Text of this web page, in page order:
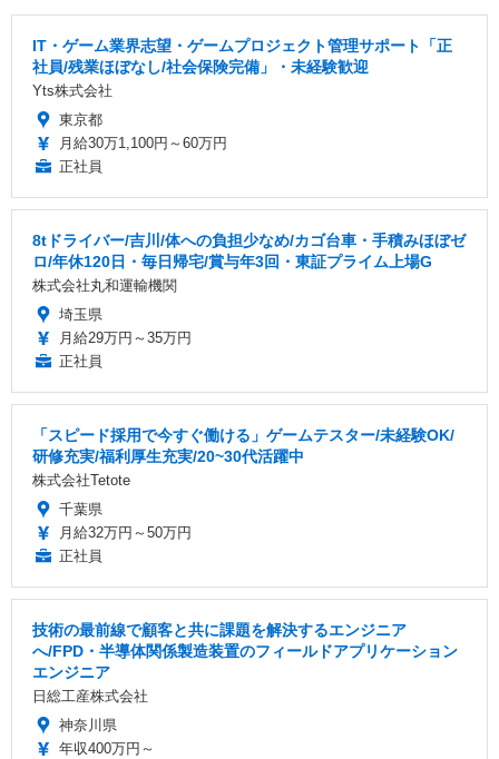
IT・ゲーム業界志望・ゲームプロジェクト管理サポート「正
社員/残業ほぼなし/社会保険完備」・未経験歓迎
Yts株式会社
東京都
月給30万1,100円～60万円
正社員
8tドライバー/吉川/体への負担少なめ/カゴ台車・手積みほぼゼ
ロ/年休120日・毎日帰宅/賞与年3回・東証プライム上場G
株式会社丸和運輸機関
埼玉県
月給29万円～35万円
正社員
「スピード採用で今すぐ働ける」ゲームテスター/未経験OK/
研修充実/福利厚生充実/20~30代活躍中
株式会社Tetote
千葉県
月給32万円～50万円
正社員
技術の最前線で顧客と共に課題を解決するエンジニア
へ/FPD・半導体関係製造装置のフィールドアプリケーション
エンジニア
日総工産株式会社
神奈川県
年収400万円～